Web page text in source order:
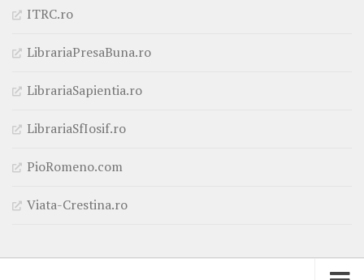
ITRC.ro
LibrariaPresaBuna.ro
LibrariaSapientia.ro
LibrariaSfIosif.ro
PioRomeno.com
Viata-Crestina.ro